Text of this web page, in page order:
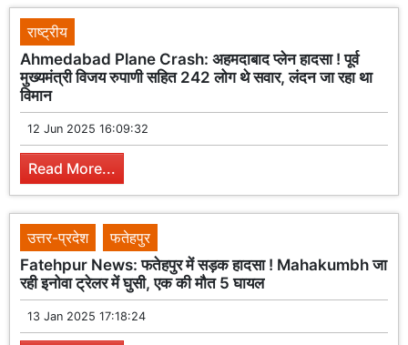
राष्ट्रीय
Ahmedabad Plane Crash: अहमदाबाद प्लेन हादसा ! पूर्व
मुख्यमंत्री विजय रुपाणी सहित 242 लोग थे सवार, लंदन जा रहा था
विमान
12 Jun 2025 16:09:32
Read More...
उत्तर-प्रदेश
फतेहपुर
Fatehpur News: फतेहपुर में सड़क हादसा ! Mahakumbh जा
रही इनोवा ट्रेलर में घुसी, एक की मौत 5 घायल
13 Jan 2025 17:18:24